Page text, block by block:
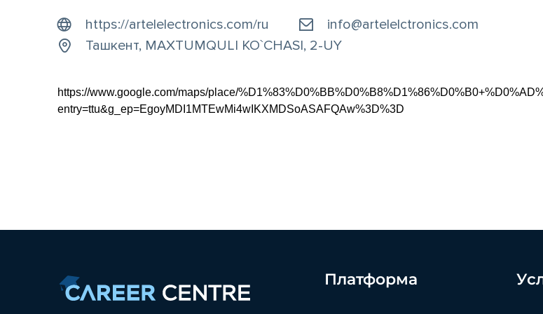
https://artelelectronics.com/ru
info@artelelctronics.com
Ташкент, MAXTUMQULI KO`CHASI, 2-UY
https://www.google.com/maps/place/
entry=ttu&g_ep=EgoyMDI1MTEwMi4wIKXMDSoASAFQAw%3D%3D
Платформа